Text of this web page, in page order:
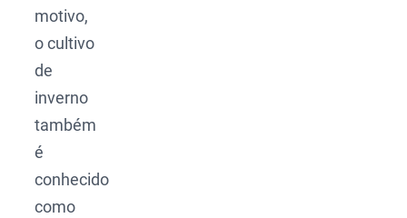
motivo,
o cultivo
de
inverno
também
é
conhecido
como